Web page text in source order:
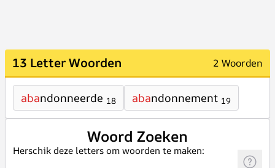
13 Letter Woorden 2 Woorden
abandonneerde 18 abandonnement 19
Woord Zoeken
Herschik deze letters om woorden te maken: